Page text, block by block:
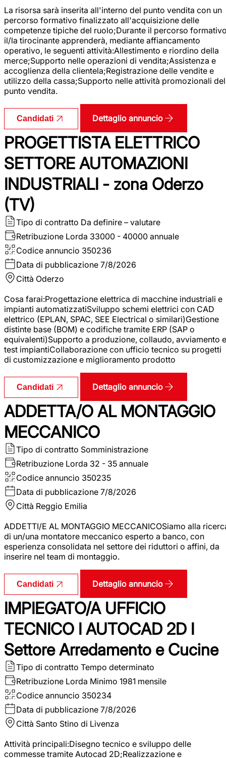
La risorsa sarà inserita all'interno del punto vendita con un
percorso formativo finalizzato all'acquisizione delle
competenze tipiche del ruolo;Durante il percorso
il/la tirocinante apprenderà, mediante affiancamento
operativo, le seguenti attività:Allestimento e riordino della
merce;Supporto nelle operazioni di vendita;Assistenza e
accoglienza della clientela;Registrazione delle vendite e
utilizzo della cassa;Supporto nelle attività promozionali del
punto vendita.
Candidati Dettaglio annuncio
PROGETTISTA ELETTRICO
SETTORE AUTOMAZIONI
INDUSTRIALI - zona Oderzo
(TV)
Tipo di contratto Da definire – valutare
Retribuzione Lorda 33000 - 40000 annuale
Codice annuncio 350236
Data di pubblicazione 7/8/2026
Città Oderzo
Cosa farai:Progettazione elettrica di macchine industriali e
impianti automatizzatiSviluppo schemi elettrici con CAD
elettrico (EPLAN, SPAC, SEE Electrical o similari)Gestione
distinte base (BOM) e codifiche tramite ERP (SAP o
equivalenti)Supporto a produzione, collaudo, avviamento e
test impiantiCollaborazione con ufficio tecnico su progetti
di customizzazione e miglioramento prodotto
Candidati Dettaglio annuncio
ADDETTA/O AL MONTAGGIO
MECCANICO
Tipo di contratto Somministrazione
Retribuzione Lorda 32 - 35 annuale
Codice annuncio 350235
Data di pubblicazione 7/8/2026
Città Reggio Emilia
ADDETTI/E AL MONTAGGIO MECCANICOSiamo alla
di un/una montatore meccanico esperto a banco, con
esperienza consolidata nel settore dei riduttori o affini, da
inserire nel team di montaggio.
Candidati Dettaglio annuncio
IMPIEGATO/A UFFICIO
TECNICO I AUTOCAD 2D I
Settore Arredamento e Cucine
Tipo di contratto Tempo determinato
Retribuzione Lorda Minimo 1981 mensile
Codice annuncio 350234
Data di pubblicazione 7/8/2026
Città Santo Stino di Livenza
Attività principali:Disegno tecnico e sviluppo delle
commesse tramite Autocad 2D;Realizzazione e